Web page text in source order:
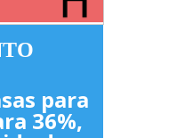
para
36%,